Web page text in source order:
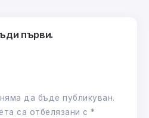
първи.
да бъде публикуван.
са отбелязани с *